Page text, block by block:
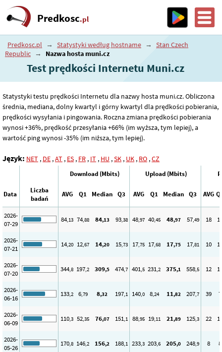
Predkosc.pl
Predkosc.pl → Statystyki według hostname →
Stan Czech
Republic → Nazwa hosta muni.cz
Test prędkości Internetu Muni.cz
Statystyki testu prędkości Internetu dla nazwy hosta muni.cz. Obliczona
średnia, mediana, dolny kwartyl i górny kwartyl dla prędkości pobierania,
prędkości wysyłania i pingowania. Roczna zmiana prędkości pobierania
wynosi +36%, prędkość przesyłania +66% (im wyższa, tym lepiej), a
wartość ping wynosi -35% (im niższa, tym lepiej).
Język: NET , DE ,AT , ES , FR , IT , HU ,SK , UK , RO ,CZ
Download (Mbits) Upload (Mbits)
Data
Liczba
badań
AVG Q1 Median Q3 AVG Q1 Median Q3 AVG
2026-
07-29
84,13 74,88 84,13 93,38 48,97 40,45 48,97 57,49 18
2026-
07-21
14,20 12,67 14,20 15,73 17,75 17,68 17,75 17,81 10
2026-
07-20
344,8 197,2 309,5 474,7 401,5 231,2 375,1 558,5 12
2026-
06-16
133,2 6,79 8,32 197,1 140,0 8,24 11,82 207,7 39 7
2026-
06-09
110,3 52,35 76,07 151,1 88,95 19,11 21,89 125,3 22
2026-
05-26
170,8 146,2 156,2 188,1 233,3 203,6 205,0 248,9 8 8